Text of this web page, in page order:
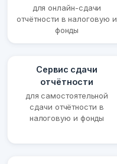
для онлайн-сдачи
отчётности в налоговую и
фонды
Сервис сдачи
отчётности
для самостоятельной
сдачи отчётности в
налоговую и фонды